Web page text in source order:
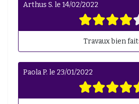
Arthus S. le 14/02/2022
Travaux bien
Paola P. le 23/01/2022